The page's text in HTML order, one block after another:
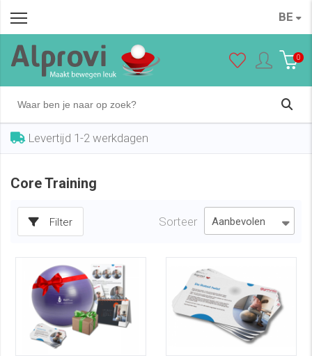
BE
0
Levertijd 1-2 werkdagen
Core Training
Filter Sorteer